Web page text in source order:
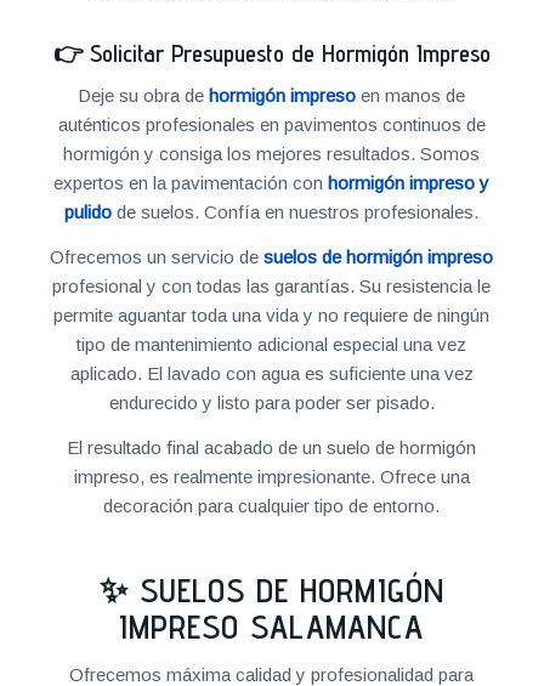
👉 Solicitar Presupuesto de Hormigón Impreso
Deje su obra dehormigón impreso en manos de
auténticos profesionales en pavimentos continuos de
hormigón y consiga los mejores resultados. Somos
expertos en la pavimentación conhormigón impreso y
pulido de suelos. Confía en nuestros profesionales.
Ofrecemos un servicio desuelos de hormigón impreso
profesional y con todas las garantías. Su resistencia le
permite aguantar toda una vida y no requiere de ningún
tipo de mantenimiento adicional especial una vez
aplicado. El lavado con agua es suficiente una vez
endurecido y listo para poder ser pisado.
El resultado final acabado de un suelo de hormigón
impreso, es realmente impresionante. Ofrece una
decoración para cualquier tipo de entorno.
✨ SUELOS DE HORMIGÓN
IMPRESO SALAMANCA
Ofrecemos máxima calidad y profesionalidad para